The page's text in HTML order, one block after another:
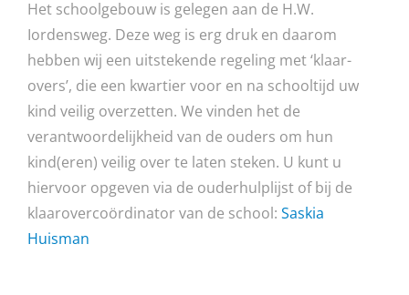
Het schoolgebouw is gelegen aan de H.W.
Iordensweg. Deze weg is erg druk en daarom
hebben wij een uitstekende regeling met ‘klaar-
overs’, die een kwartier voor en na schooltijd uw
kind veilig overzetten. We vinden het de
verantwoordelijkheid van de ouders om hun
kind(eren) veilig over te laten steken. U kunt u
hiervoor opgeven via de ouderhulplijst of bij de
klaarovercoördinator van de school: Saskia
Huisman